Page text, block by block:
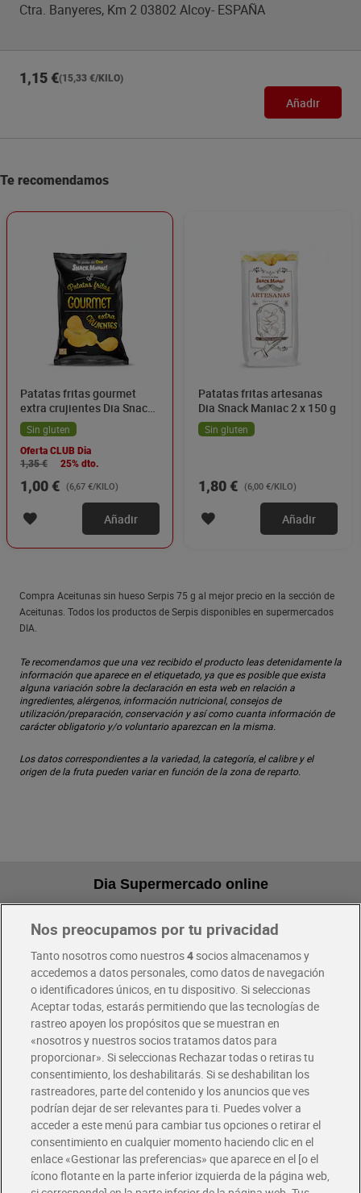
Ctra. Banyeres, Km 2 03802 Alcoy- ESPAÑA
1,15 €(15,33 €/KILO)
Añadir
Te recomendamos
Patatas fritas gourmet
extra crujientes Dia Snack
Maniac 150 g
Sin gluten
Oferta CLUB Dia
1,35 €
25% dto.
1,00 € (6,67 €/KILO)
Añadir
Patatas fritas artesanas
Dia Snack Maniac 2 x 150 g
Sin gluten
1,80 € (6,00 €/KILO)
Añadir
Compra Aceitunas sin hueso Serpis 75 g al mejor precio en la sección de
Aceitunas. Todos los productos de Serpis disponibles en supermercados
DIA.
Te recomendamos que una vez recibido el producto leas detenidamente la
información que aparece en el etiquetado, ya que es posible que exista
alguna variación sobre la declaración en esta web en relación a
ingredientes, alérgenos, información nutricional, consejos de
utilización/preparación, conservación y así como cuanta información de
carácter obligatorio y/o voluntario aparezcan en la misma.
Los datos correspondientes a la variedad, la categoría, el calibre y el
origen de la fruta pueden variar en función de la zona de reparto.
Dia Supermercado online
Pide hoy, recibe hoy
Envío gratis por compras superiores a 100€
Envío estandar por 4,99€
Glovo y Uber Eats
Solicita tu factura de Glovo o Uber Eats
Únete al CLUB Dia
Disfruta las ventajas y ofertas exclusivas.
Descárgate la APP Dia
Folletos y Tiendas
Nos preocupamos por tu privacidad
Tanto nosotros como nuestros4socios almacenamos y
accedemos a datos personales, como datos de navegación
o identificadores únicos, en tu dispositivo. Si seleccionas
Aceptar todas, estarás permitiendo que las tecnologías de
rastreo apoyen los propósitos que se muestran en
«nosotros y nuestros socios tratamos datos para
proporcionar». Si seleccionas Rechazar todas o retiras tu
consentimiento, los deshabilitarás. Si se deshabilitan los
rastreadores, parte del contenido y los anuncios que ves
podrían dejar de ser relevantes para ti. Puedes volver a
acceder a este menú para cambiar tus opciones o retirar el
consentimiento en cualquier momento haciendo clic en el
enlace «Gestionar las preferencias» que aparece en el [o el
ícono flotante en la parte inferior izquierda de la página web,